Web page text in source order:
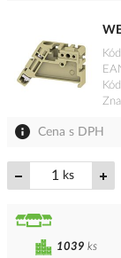
Cena s DPH
ks
1039 ks